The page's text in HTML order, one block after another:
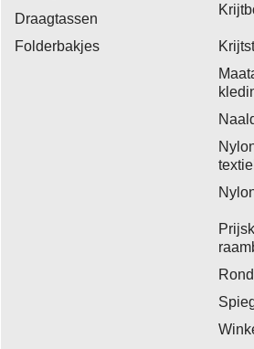
Draagtassen
Folderbakjes